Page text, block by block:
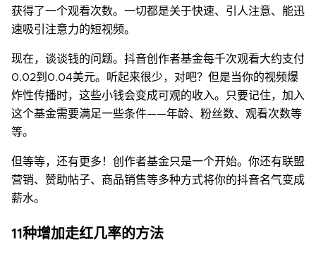
获得了一个观看次数。一切都是关于快速、引人注意、能迅
速吸引注意力的短视频。
现在，谈谈钱的问题。抖音创作者基金每千次观看大约支付
0.02到0.04美元。听起来很少，对吧？但是当你的视频爆
炸性传播时，这些小钱会变成可观的收入。只要记住，加入
这个基金需要满足一些条件——年龄、粉丝数、观看次数等
等。
但等等，还有更多！创作者基金只是一个开始。你还有联盟
营销、赞助帖子、商品销售等多种方式将你的抖音名气变成
薪水。
11种增加走红几率的方法